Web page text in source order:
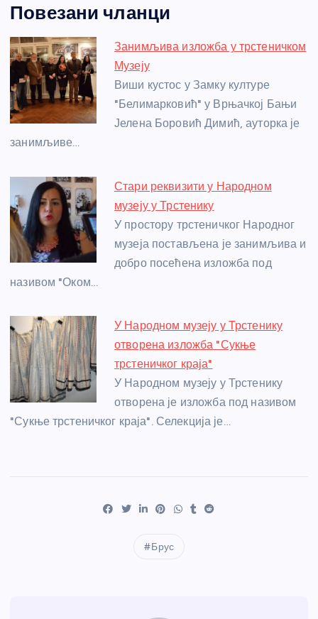
c
e
b
o
o
k
ss
e
n
g
er
itt
er
er at
s
A
p
p
a
e
e
e
Повезани чланци
Занимљива изложба у трстеничком
Музеју
Виши кустос у Замку културе
"Белимарковић" у Врњачкој Бањи
Јелена Боровић Димић, ауторка је
занимљиве…
Стари реквизити у Народном
музеју у Трстенику
У простору трстеничког Народног
музеја постављена је занимљива и
добро посећена изложба под
називом "Оком…
У Народном музеју у Трстенику
отворена изложба "Сукње
трстеничког краја"
У Народном музеју у Трстенику
отворена је изложба под називом
"Сукње трстеничког краја". Селекција је…
Брус